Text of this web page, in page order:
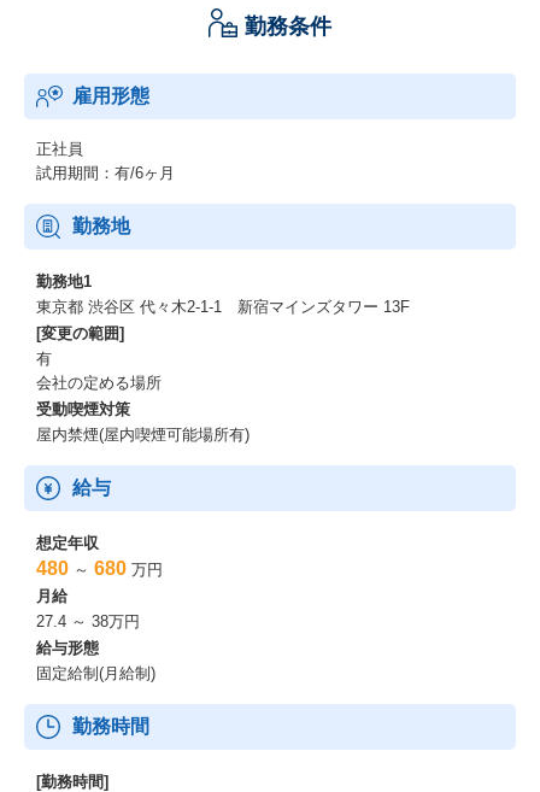
勤務条件
雇用形態
正社員
試用期間：有/6ヶ月
勤務地
勤務地1
東京都 渋谷区 代々木2-1-1 新宿マインズタワー 13F
[変更の範囲]
有
会社の定める場所
受動喫煙対策
屋内禁煙(屋内喫煙可能場所有)
給与
想定年収
480 ～ 680 万円
月給
27.4 ～ 38万円
給与形態
固定給制(月給制)
勤務時間
[勤務時間]